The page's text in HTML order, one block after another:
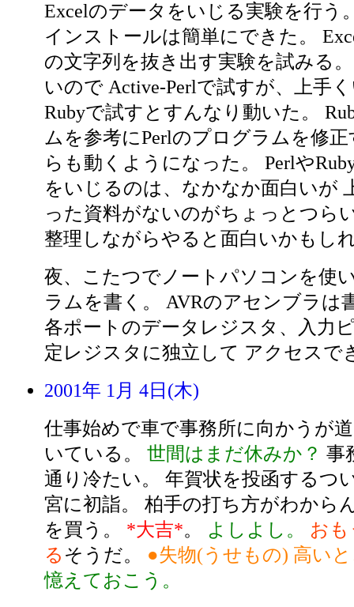
Excelのデータをいじる実験を行う
インストールは簡単にできた。
の文字列を抜き出す実験を試みる
いので Active-Perlで試すが、上手
Rubyで試すとすんなり動いた。
ムを参考にPerlのプログラムを修
らも動くようになった。 Perlや
をいじるのは、なかなか面白いが
った資料がないのがちょっとつら
整理しながらやると面白いかもし
夜、こたつでノートパソコンを使
ラムを書く。 AVRのアセンブラは
各ポートのデータレジスタ、入力
定レジスタに独立して アクセスで
2001年 1月 4日(木)
仕事始めで車で事務所に向かうが
いている。 世間はまだ休みか？ 事
通り冷たい。 年賀状を投函するつ
宮に初詣。 柏手の打ち方がわから
を買う。 *大吉*。 よしよし。
お
る そうだ。 ●失物(うせもの) 高い
憶えておこう。